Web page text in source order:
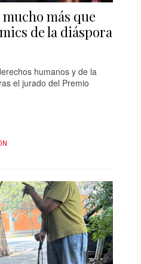
más que
de la diáspora
humanos y de la
el jurado del Premio